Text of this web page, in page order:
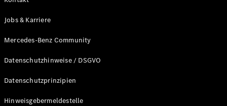
Kampen auf
Mercedes-
Community
Jobs & Karriere
Mercedes-Benz Community
Datenschutzhinweise / DSGVO
Datenschutzprinzipien
Hinweisgebermeldestelle